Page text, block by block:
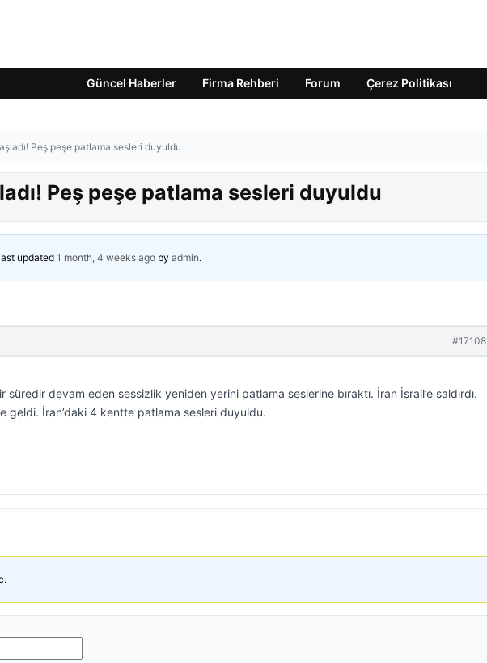
Güncel Haberler Firma Rehberi Forum Çerez Politikası
Peş peşe patlama sesleri duyuldu
Peş peşe patlama sesleri duyuldu
updated 1 month, 4 weeks ago by admin.
#17108
süredir devam eden sessizlik yeniden yerini patlama seslerine bıraktı. İran İsrail’e saldırdı.
geldi. İran’daki 4 kentte patlama sesleri duyuldu.